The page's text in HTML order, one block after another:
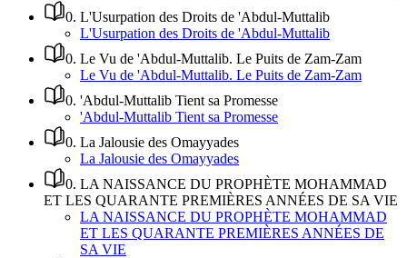
0. L'Usurpation des Droits de 'Abdul-Muttalib
L'Usurpation des Droits de 'Abdul-Muttalib
0. Le Vu de 'Abdul-Muttalib. Le Puits de Zam-Zam
Le Vu de 'Abdul-Muttalib. Le Puits de Zam-Zam
0. 'Abdul-Muttalib Tient sa Promesse
'Abdul-Muttalib Tient sa Promesse
0. La Jalousie des Omayyades
La Jalousie des Omayyades
0. LA NAISSANCE DU PROPHÈTE MOHAMMAD
ET LES QUARANTE PREMIÈRES ANNÉES DE SA VIE
LA NAISSANCE DU PROPHÈTE MOHAMMAD
ET LES QUARANTE PREMIÈRES ANNÉES DE
SA VIE